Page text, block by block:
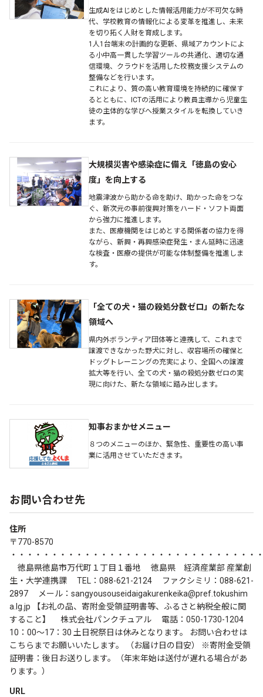
生成AIをはじめとした情報活用能力が不可欠な時
代、学校教育の情報化による変革を推進し、未来
を切り拓く人財を育成します。
1人1台端末の計画的な更新、県域アカウントによ
る小中高一貫した学習ツールの共通化、適切な通
信環境、クラウドを活用した校務支援システムの
整備などを行います。
これにより、質の高い教育環境を持続的に確保す
るとともに、ICTの活用により教員主導から児童生
徒の主体的な学びへ授業スタイルを転換していき
ます。
大規模災害や感染症に備え「徳島の安心
度」を向上する
地震津波から助かる命を助け、助かった命をつな
ぐ、新次元の事前復興対策をハード・ソフト両面
から強力に推進します。
また、医療機関をはじめとする関係者の協力を得
ながら、新興・再興感染症発生・まん延時に迅速
な検査・医療の提供が可能な体制整備を推進しま
す。
「全ての犬・猫の殺処分数ゼロ」の新たな
領域へ
県内外ボランティア団体等と連携して、これまで
譲渡できなかった野犬に対し、収容場所の確保と
ドッグトレーニングの充実により、全国への譲渡
拡大等を行い、全ての犬・猫の殺処分数ゼロの実
現に向けた、新たな領域に踏み出します。
知事おまかせメニュー
８つのメニューのほか、緊急性、重要性の高い事
業に活用させていただきます。
お問い合わせ先
住所
〒770-8570
・・・・・・・・・・・・・・・・・・・・・・・・・・・・・
徳島県徳島市万代町１丁目１番地 徳島県 経済産業部 産業創
生・大学連携課 TEL：088-621-2124 ファクシミリ：088-621-
2897 メール：sangyousouseidaigakurenkeika@pref.tokushim
a.lg.jp 【お礼の品、寄附金受領証明書等、ふるさと納税全般に関
すること】 株式会社パンクチュアル 電話：050-1730-1204
10：00～17：30 土日祝祭日は休みとなります。 お問い合わせは
こちらまでお願いいたします。 （お届け日の目安） ※寄附金受領
証明書：後日お送りします。（年末年始は送付が遅れる場合があ
ります。）
URL